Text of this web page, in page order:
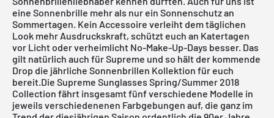
eine Sonnenbrille mehr als nur ein Sonnenschutz an
Sommertagen. Kein Accessoire verleiht dem täglichen
Look mehr Ausdruckskraft, schützt euch an Katertagen
vor Licht oder verheimlicht No-Make-Up-Days besser. Das
gilt natürlich auch fürSupreme und so hält der kommende
Drop die jährliche Sonnenbrillen Kollektion für euch
bereit.Die Supreme Sunglasses Spring/Summer 2018
Collection fährt insgesamt fünf verschiedene Modelle in
jeweils verschiedenenen Farbgebungen auf, die ganz im